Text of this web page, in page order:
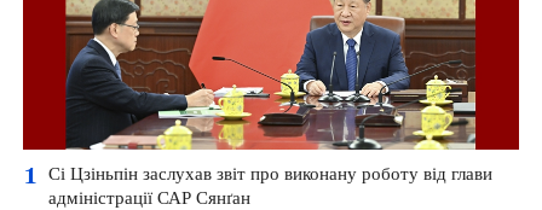
1
Сі Цзіньпін заслухав звіт про виконану роботу від глави
адміністрації САР Сянґан